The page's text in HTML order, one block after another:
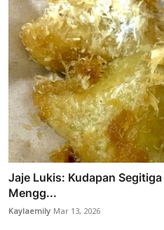
Jaje Lukis: Kudapan
Mengg...
Kaylaemily Mar 13, 2026